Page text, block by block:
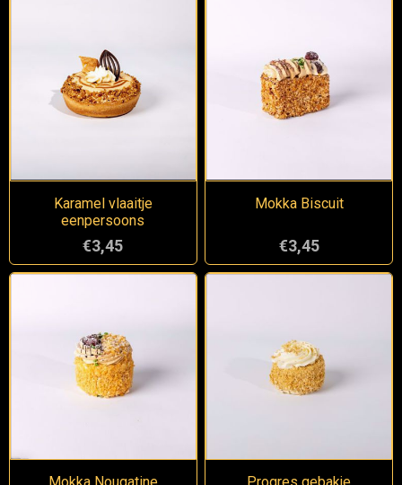
Karamel vlaaitje
eenpersoons
€3,45
Mokka Biscuit
€3,45